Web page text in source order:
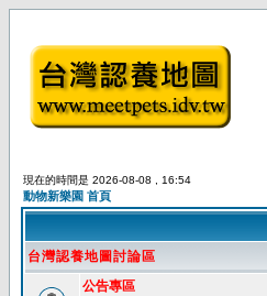
現在的時間是 2026-08-08 , 16:54
動物新樂園 首頁
台灣認養地圖討論區
公告專區